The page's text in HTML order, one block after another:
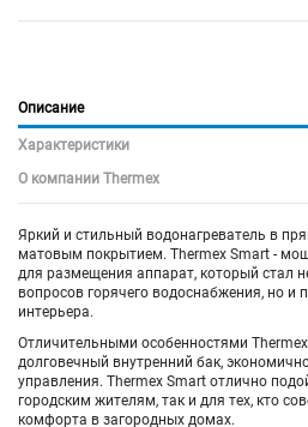
Описание
Характеристики
О компании Thermex
Яркий и стильный водонагреватель в
матовым покрытием. Thermex Smart -
для размещения аппарат, который стал
вопросов горячего водоснабжения, но и
интерьера.
Отличительными особенностями
долговечный внутренний бак,
управления. Thermex Smart отлично
городским жителям, так и для тех, кто
комфорта в загородных домах.